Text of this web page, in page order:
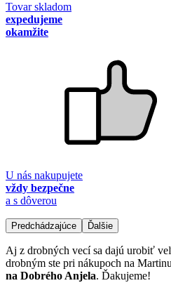
Tovar skladom
expedujeme
okamžite
U nás nakupujete
vždy bezpečne
a s dôverou
Predchádzajúce Ďalšie
Aj z drobných vecí sa dajú urobiť
drobným ste pri nákupoch na
na Dobrého Anjela. Ďakujeme!